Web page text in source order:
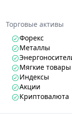
Торговые активы
Форекс
Металлы
Мягкие товары
Индексы
Акции
Криптовалюта